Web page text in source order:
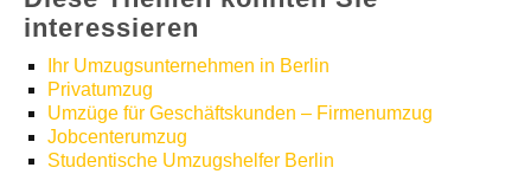
interessieren
Ihr Umzugsunternehmen in Berlin
Privatumzug
Umzüge für Geschäftskunden – Firmenumzug
Jobcenterumzug
Studentische Umzugshelfer Berlin